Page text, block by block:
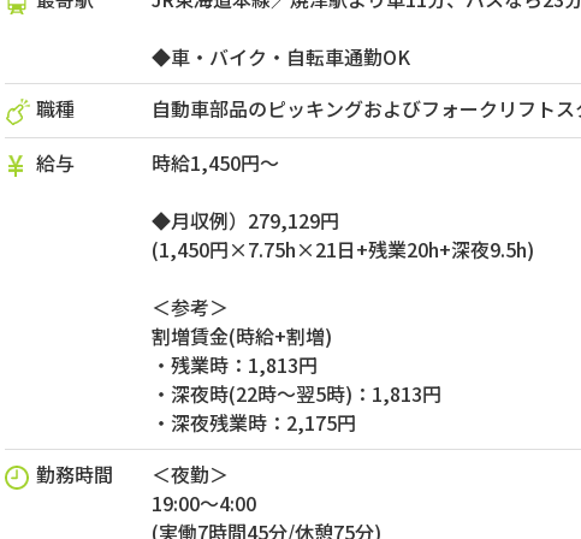
◆車・バイク・自転車通勤OK
職種
自動車部品のピッキングおよびフォークリフト
給与
時給1,450円～
◆月収例）279,129円
(1,450円×7.75h×21日+残業20h+深夜9.5h)
＜参考＞
割増賃金(時給+割増)
・残業時：1,813円
・深夜時(22時～翌5時)：1,813円
・深夜残業時：2,175円
勤務時間
＜夜勤＞
19:00～4:00
(実働7時間45分/休憩75分)